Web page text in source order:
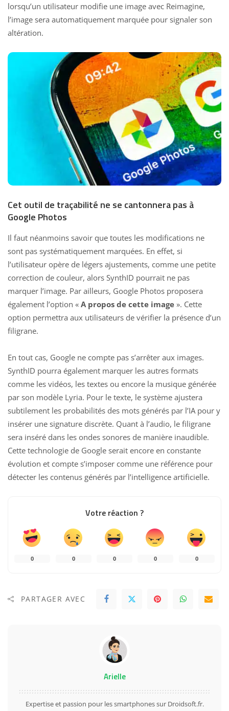
lorsqu’un utilisateur modifie une image avec Reimagine,
l’image sera automatiquement marquée pour signaler son
altération.
Cet outil de traçabilité ne se cantonnera pas à
Google Photos
Il faut néanmoins savoir que toutes les modifications ne
sont pas systématiquement marquées. En effet, si
l’utilisateur opère de légers ajustements, comme une petite
correction de couleur, alors SynthID pourrait ne pas
marquer l’image. Par ailleurs, Google Photos proposera
également l’option « A propos de cette image ». Cette
option permettra aux utilisateurs de vérifier la présence d’un
filigrane.
En tout cas, Google ne compte pas s’arrêter aux images.
SynthID pourra également marquer les autres formats
comme les vidéos, les textes ou encore la musique générée
par son modèle Lyria. Pour le texte, le système ajustera
subtilement les probabilités des mots générés par l’IA pour y
insérer une signature discrète. Quant à l’audio, le filigrane
sera inséré dans les ondes sonores de manière inaudible.
Cette technologie de Google serait encore en constante
évolution et compte s’imposer comme une référence pour
détecter les contenus générés par l’intelligence artificielle.
Votre réaction ?
0 0 0 0 0
PARTAGER AVEC
Arielle
Expertise et passion pour les smartphones sur Droidsoft.fr.